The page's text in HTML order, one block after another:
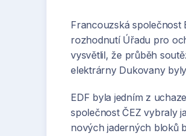
Francouzská společnost
rozhodnutí Úřadu pro
vysvětlil, že průběh
elektrárny Dukovany
EDF byla jedním z
společnost ČEZ vybraly
nových jaderných bloků